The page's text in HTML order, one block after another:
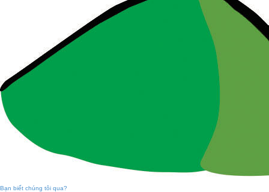
Bạn biết chúng tôi qua?